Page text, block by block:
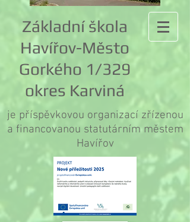
Základní škola
Havířov-Město
Gorkého 1/329
okres Karviná
je příspěvkovou organizací zřízenou
a financovanou statutárním městem
Havířov